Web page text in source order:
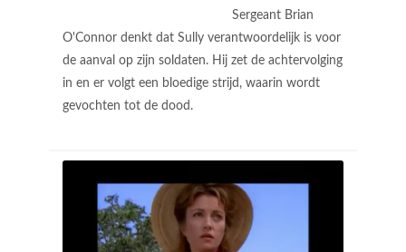
Sergeant Brian
O'Connor denkt dat Sully verantwoordelijk is voor
de aanval op zijn soldaten. Hij zet de achtervolging
in en er volgt een bloedige strijd, waarin wordt
gevochten tot de dood.